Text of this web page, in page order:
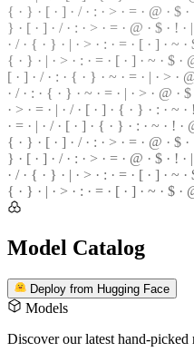
{ · } · [ · ] · / · : · > · = · @ · $
} · [ · ] · / · : · > · = · @ · $ · ! · |
· / · { · } · | · > · : · = · [ · ] · ~ ·
{ · } · | · > · : · = · [ · ] · ~ · $ ·
[ · ] · / · : · { · } · ~ · = · | · > ·
· / · : · { · } · ~ · = · | · > · @ · $
· > · = · | · / · [ · ] · { · } · : · ~ ·
· = · | · / · [ · ] · { · } · : · ~ · ! ·
{ · } · [ · ] · / · : · > · = · @ · $
} · [ · ] · / · : · > · = · @ · $ · ! ·
· / · { · } · | · > · : · = · [ · ] · ~
{ · } · | · > · : · = · [ · ] · ~ · $ ·
Model Catalog
Deploy from Hugging Face
Models
Discover our latest hand-picked